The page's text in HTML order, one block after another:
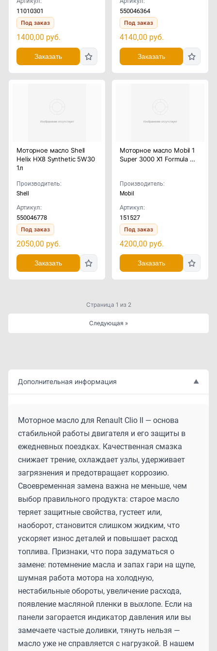
11010301
Под заказ
1400,00 руб.
Заказать
550046364
Под заказ
4140,00 руб.
Заказать
Моторное масло Shell
Helix HX8 Synthetic 5W30
1л
Производитель:
Shell
Артикул:
550046778
Под заказ
2050,00 руб.
Заказать
Моторное масло Mobil 1
Super 3000 X1 Formula …
Производитель:
Mobil
Артикул:
151527
Под заказ
4200,00 руб.
Заказать
Страница 1 из 2
Следующая »
Дополнительная информация ▲
Моторное масло для Renault Clio II — основа
стабильной работы двигателя и его защиты в
ежедневных поездках. Качественная смазка
снижает трение, охлаждает узлы, удерживает
загрязнения и предотвращает коррозию.
Своевременная замена важна не меньше, чем
выбор правильного продукта: старое масло
теряет защитные свойства, густеет или,
наоборот, становится слишком жидким, что
ускоряет износ деталей и повышает расход
топлива. Признаки, что пора задуматься о
замене: потемнение масла и запах гари на щупе,
шумная работа мотора на холодную,
нестабильные обороты, увеличение расхода,
появление масляной пленки в выхлопе. Если на
панели загорается индикатор давления или вы
замечаете частые доливки, тянуть нельзя —
масло уже не справляется с нагрузкой. В нашем